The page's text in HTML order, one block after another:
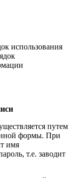
использования
путем
формы. При
имя
т.е. заводит